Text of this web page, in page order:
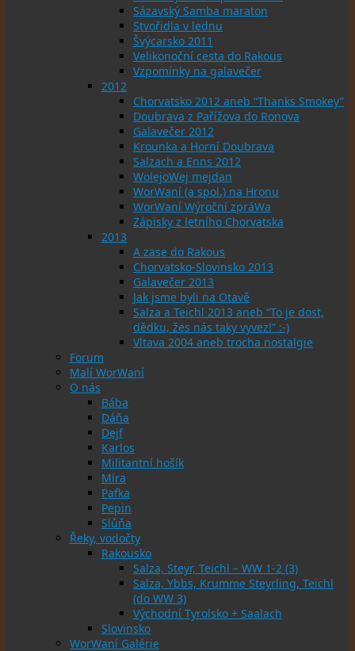
Sázavský Samba maraton
Stvořidla v lednu
Švýcarsko 2011
Velikonoční cesta do Rakous
Vzpomínky na galavečer
2012
Chorvatsko 2012 aneb “Thanks Smokey”
Doubrava z Pařížova do Ronova
Galavečer 2012
Krounka a Horní Doubrava
Salzach a Enns 2012
WolejoWej mejdan
WorWaní (a spol.) na Hronu
WorWaní Wýroční zpráWa
Zápisky z letního Chorvatska
2013
A zase do Rakous
Chorvatsko-Slovinsko 2013
Galavečer 2013
Jak jsme byli na Otavě
Salza a Teichl 2013 aneb “To je dost,
dědku, žes nás taky vyvez!” :-)
Vltava 2004 aneb trocha nostalgie
Forum
Malí WorWaní
O nás
Bába
Dáňa
Dejf
Karlos
Militantní hošík
Míra
Pafka
Pepin
Slůňa
Řeky, vodočty
Rakousko
Salza, Steyr, Teichl – WW 1-2 (3)
Salza, Ybbs, Krumme Steyrling, Teichl
(do WW 3)
Východní Tyrolsko + Saalach
Slovinsko
WorWaní Galérie